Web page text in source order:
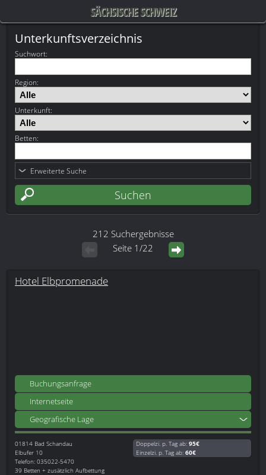
SÄCHSISCHE SCHWEIZ
Unterkunftsverzeichnis
Suchwort:
Region:
Unterkunft:
Betten:
Erweiterte Suche
212 Suchergebnisse
Seite 1/22
Hotel Elbpromenade
Buchungsanfrage
Internetseite
Geografische Lage
01814 Bad Schandau
Elbufer 10
Telefon: 035022-5470
39 Betten + zusätzlich Aufbettung
Doppelzi. p. Tag ab: 95€
Einzelzi. p. Tag ab: 60€